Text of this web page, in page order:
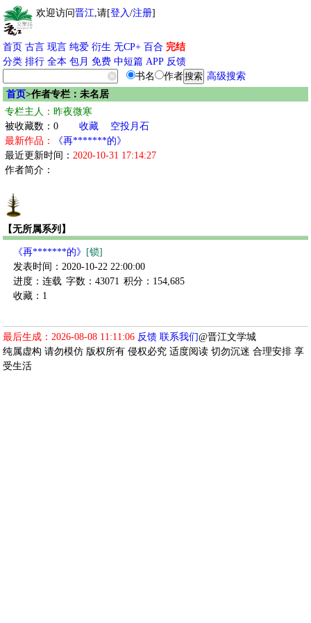
欢迎访问晋江,请[登入/注册]
首页 古言 现言 纯爱 衍生 无CP+ 百合 完结
分类 排行 全本 包月 免费 中短篇 APP 反馈
书名
作者
高级搜索
首页>作者专栏：未名居
专栏主人：昨夜微寒
被收藏数：0
收藏
空投月石
最新作品：
《再*******的》
最近更新时间： 2020-10-31 17:14:27
作者简介：
【无所属系列】
《再*******的》
[锁]
发表时间：2020-10-22 22:00:00
进度：连载 字数：43071 积分：154,685
收藏：1
最后生成：2026-08-08 11:11:06 反馈 联系我们@晋江文学城
纯属虚构 请勿模仿 版权所有 侵权必究 适度阅读 切勿沉迷 合理安排 享
受生活